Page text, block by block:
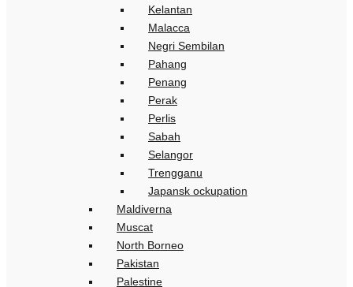
Kelantan
Malacca
Negri Sembilan
Pahang
Penang
Perak
Perlis
Sabah
Selangor
Trengganu
Japansk ockupation
Maldiverna
Muscat
North Borneo
Pakistan
Palestine